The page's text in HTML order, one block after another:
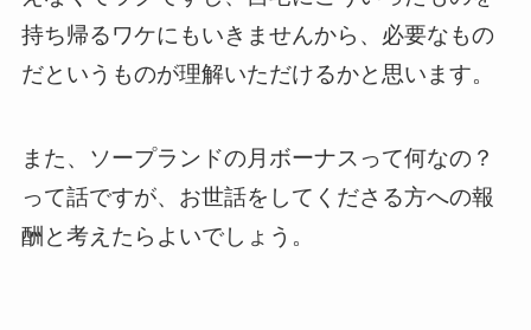
持ち帰るワケにもいきませんから、必要なもの
だというものが理解いただけるかと思います。
また、ソープランドの月ボーナスって何なの？
って話ですが、お世話をしてくださる方への報
酬と考えたらよいでしょう。